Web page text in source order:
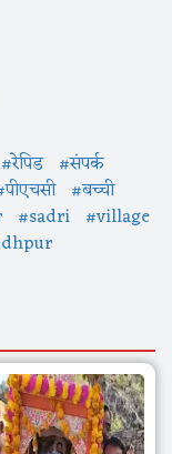
#रेपिड #संपर्क
#बच्ची
#sadri #village